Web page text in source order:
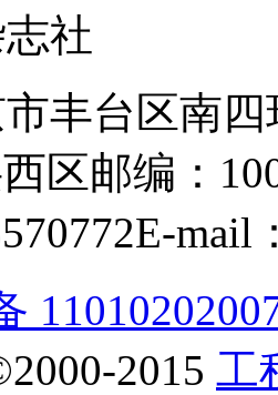
社
丰台区南
区邮编：
E-mail
2015 工